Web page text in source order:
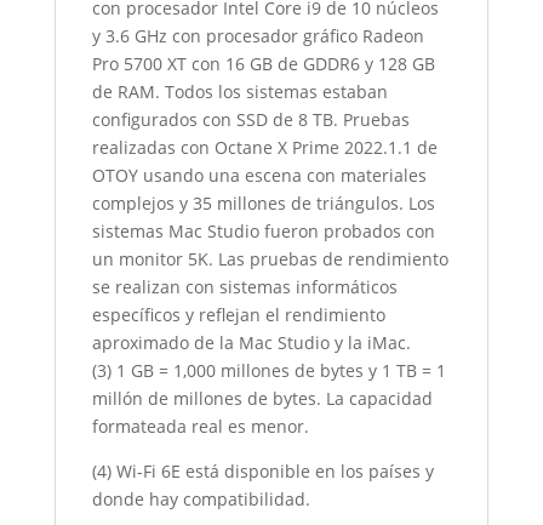
con procesador Intel Core i9 de 10 núcleos
y 3.6 GHz con procesador gráfico Radeon
Pro 5700 XT con 16 GB de GDDR6 y 128 GB
de RAM. Todos los sistemas estaban
configurados con SSD de 8 TB. Pruebas
realizadas con Octane X Prime 2022.1.1 de
OTOY usando una escena con materiales
complejos y 35 millones de triángulos. Los
sistemas Mac Studio fueron probados con
un monitor 5K. Las pruebas de rendimiento
se realizan con sistemas informáticos
específicos y reflejan el rendimiento
aproximado de la Mac Studio y la iMac.
(3) 1 GB = 1,000 millones de bytes y 1 TB = 1
millón de millones de bytes. La capacidad
formateada real es menor.
(4) Wi-Fi 6E está disponible en los países y
donde hay compatibilidad.